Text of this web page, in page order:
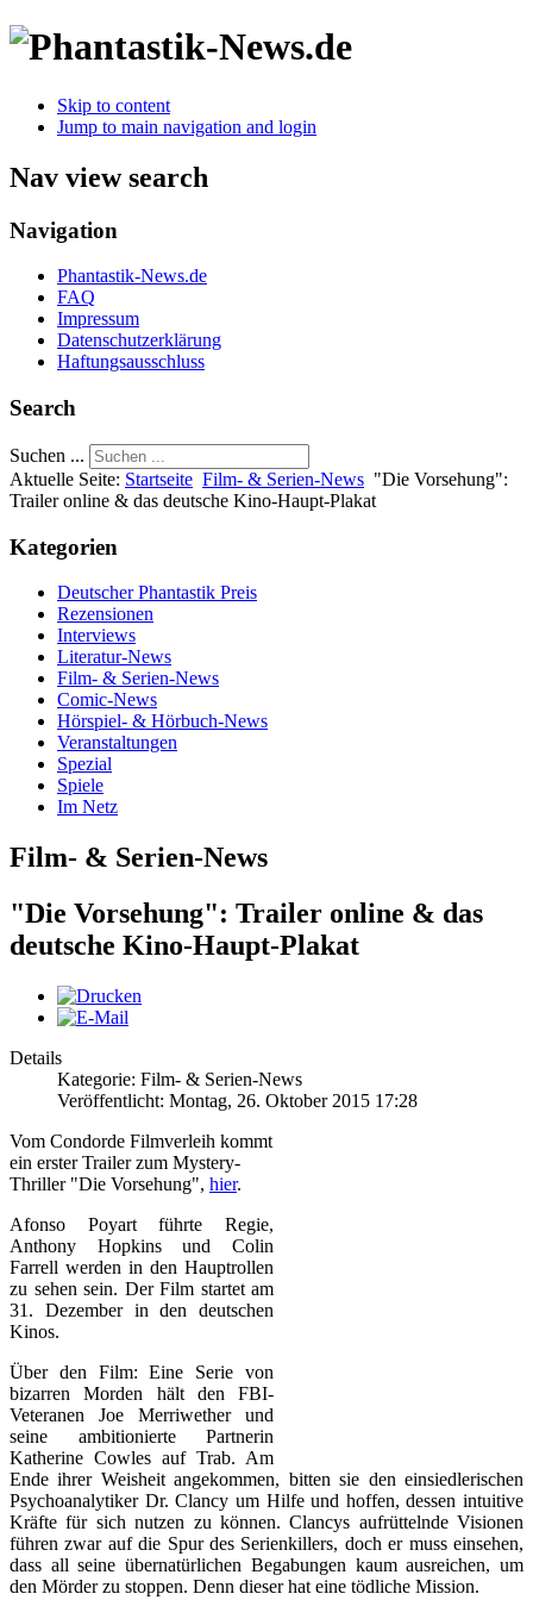
Skip to content
Jump to main navigation and login
Nav view search
Navigation
Phantastik-News.de
FAQ
Impressum
Datenschutzerklärung
Haftungsausschluss
Search
Suchen ...
Aktuelle Seite: Startseite Film- & Serien-News "Die Vorsehung":
Trailer online & das deutsche Kino-Haupt-Plakat
Kategorien
Deutscher Phantastik Preis
Rezensionen
Interviews
Literatur-News
Film- & Serien-News
Comic-News
Hörspiel- & Hörbuch-News
Veranstaltungen
Spezial
Spiele
Im Netz
Film- & Serien-News
"Die Vorsehung": Trailer online & das
deutsche Kino-Haupt-Plakat
Details
Kategorie: Film- & Serien-News
Veröffentlicht: Montag, 26. Oktober 2015 17:28
Vom Condorde Filmverleih kommt
ein erster Trailer zum Mystery-
Thriller "Die Vorsehung", hier.
Afonso Poyart führte Regie,
Anthony Hopkins und Colin
Farrell werden in den Hauptrollen
zu sehen sein. Der Film startet am
31. Dezember in den deutschen
Kinos.
Über den Film: Eine Serie von
bizarren Morden hält den FBI-
Veteranen Joe Merriwether und
seine ambitionierte Partnerin
Katherine Cowles auf Trab. Am
Ende ihrer Weisheit angekommen, bitten sie den einsiedlerischen
Psychoanalytiker Dr. Clancy um Hilfe und hoffen, dessen intuitive
Kräfte für sich nutzen zu können. Clancys aufrüttelnde Visionen
führen zwar auf die Spur des Serienkillers, doch er muss einsehen,
dass all seine übernatürlichen Begabungen kaum ausreichen, um
den Mörder zu stoppen. Denn dieser hat eine tödliche Mission.